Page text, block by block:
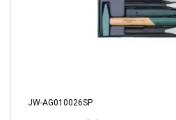
JW-AG010026SP